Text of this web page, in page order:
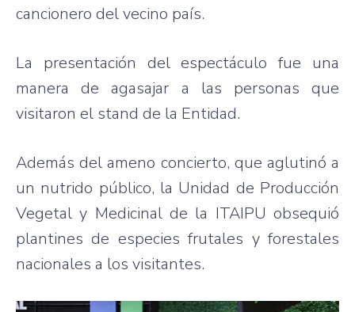
cancionero del vecino país.
La presentación del espectáculo fue una
manera de agasajar a las personas que
visitaron el stand de la Entidad.
Además del ameno concierto, que aglutinó a
un nutrido público, la Unidad de Producción
Vegetal y Medicinal de la ITAIPU obsequió
plantines de especies frutales y forestales
nacionales a los visitantes.